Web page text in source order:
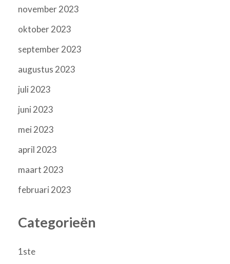
november 2023
oktober 2023
september 2023
augustus 2023
juli 2023
juni 2023
mei 2023
april 2023
maart 2023
februari 2023
Categorieën
1ste